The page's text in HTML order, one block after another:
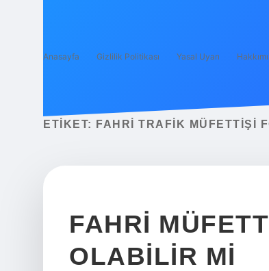
Anasayfa Gizlilik Politikası Yasal Uyarı
ETIKET: FAHRI TRAFIK MÜFETTIŞI
FAHRI
OLABILIR MI